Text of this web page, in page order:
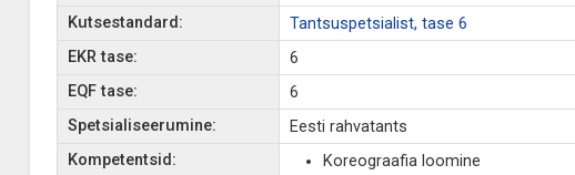
Kutsestandard:
Tantsuspetsialist, tase 6
EKR tase:
6
EQF tase:
6
Spetsialiseerumine:
Eesti rahvatants
Kompetentsid:
Koreograafia loomine